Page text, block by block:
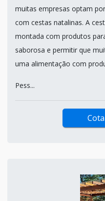
muitas empresas optam
com cestas natalinas. A
montada com produtos
saborosa e permitir que
uma alimentação com
Pess...